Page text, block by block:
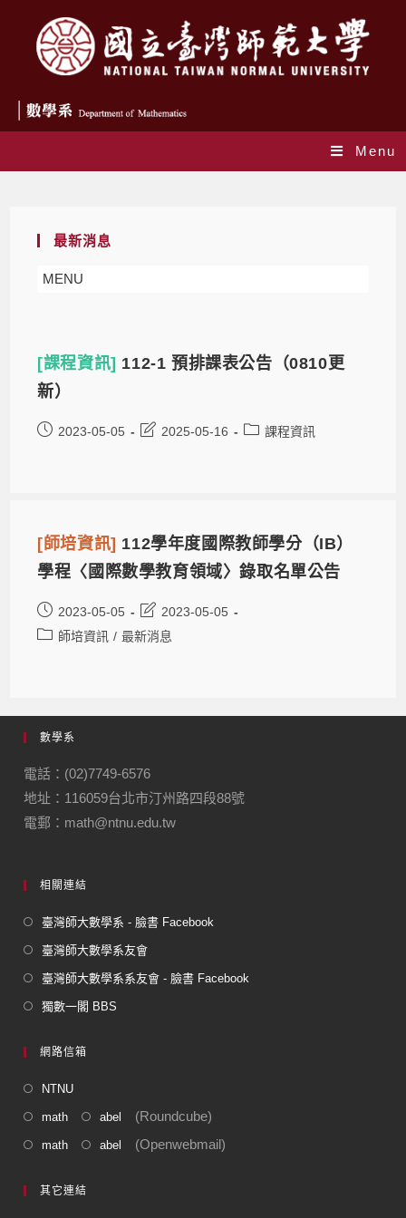
Menu
最新消息
MENU
[課程資訊] 112-1 預排課表公告（0810更
新）
2023-05-05 2025-05-16 課程資訊
[師培資訊] 112學年度國際教師學分（IB）
學程〈國際數學教育領域〉錄取名單公告
2023-05-05
2023-05-05
師培資訊 / 最新消息
數學系
電話：(02)7749-6576
地址：116059台北市汀州路四段88號
電郵：math@ntnu.edu.tw
相關連結
臺灣師大數學系 - 臉書 Facebook
臺灣師大數學系友會
臺灣師大數學系系友會 - 臉書 Facebook
獨數一閣 BBS
網路信箱
NTNU
math abel (Roundcube)
math abel (Openwebmail)
其它連結